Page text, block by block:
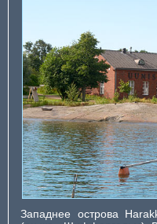
Западнее острова